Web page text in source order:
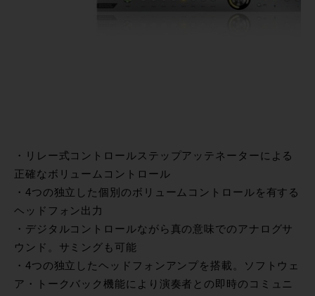
・リレー式コントロールステップアッテネーターによる
正確なボリュームコントロール
・4つの独立した個別のボリュームコントロールを有する
ヘッドフォン出力
・デジタルコントロールながら真の意味でのアナログサ
ウンド。サミングも可能
・4つの独立したヘッドフォンアンプを搭載。ソフトウェ
ア・トークバック機能により演奏者との即時のコミュニ